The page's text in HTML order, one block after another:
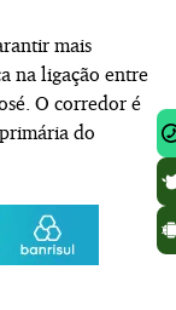
mais
na ligação entre
O corredor é
do